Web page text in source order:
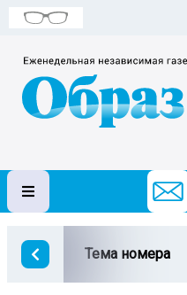
Тема номера